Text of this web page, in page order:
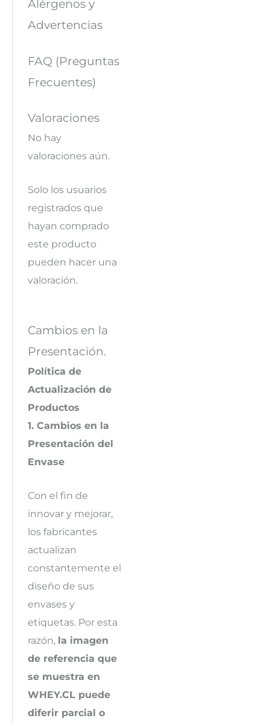
Alérgenos y
Advertencias
FAQ (Preguntas
Frecuentes)
Valoraciones
No hay
valoraciones aún.
Solo los usuarios
registrados que
hayan comprado
este producto
pueden hacer una
valoración.
Cambios en la
Presentación.
Política de
Actualización de
Productos
1. Cambios en la
Presentación del
Envase
Con el fin de
innovar y mejorar,
los fabricantes
actualizan
constantemente el
diseño de sus
envases y
etiquetas. Por esta
razón, la imagen
de referencia que
se muestra en
WHEY.CL puede
diferir parcial o